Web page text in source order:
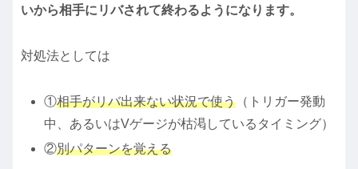
いから相手にリバされて終わるようになります。
対処法としては
①相手がリバ出来ない状況で使う （トリガー発動
中、あるいはVゲージが枯渇しているタイミング）
②別パターンを覚える